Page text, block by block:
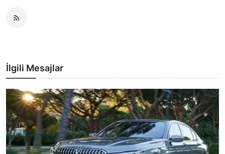
İlgili Mesajlar